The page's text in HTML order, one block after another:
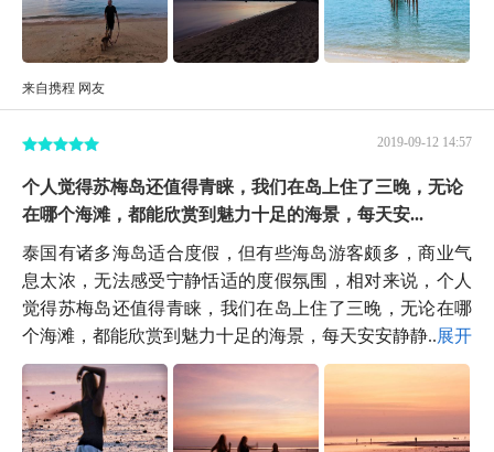
来自携程 网友
2019-09-12 14:57
个人觉得苏梅岛还值得青睐，我们在岛上住了三晚，无论
在哪个海滩，都能欣赏到魅力十足的海景，每天安...
泰国有诸多海岛适合度假，但有些海岛游客颇多，商业气
息太浓，无法感受宁静恬适的度假氛围，相对来说，个人
觉得苏梅岛还值得青睐，我们在岛上住了三晚，无论在哪
个海滩，都能欣赏到魅力十足的海景，每天安安静静...展开